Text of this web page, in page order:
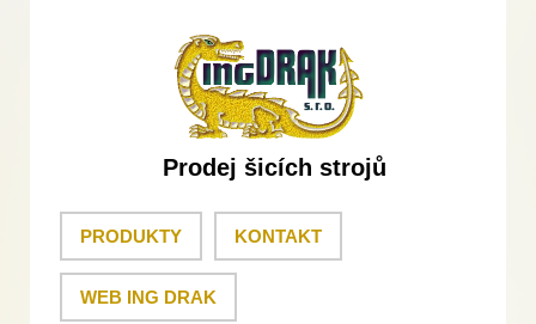
Prodej šicích strojů
PRODUKTY KONTAKT
WEB ING DRAK